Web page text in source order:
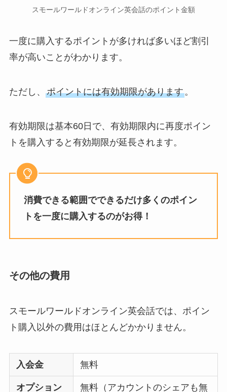
スモールワールドオンライン英会話のポイント金額
一度に購入するポイントが多ければ多いほど割引
率が高いことがわかります。
ただし、 ポイントには有効期限があります。
有効期限は基本60日で、有効期限内に再度ポイン
トを購入すると有効期限が延長されます。
消費できる範囲でできるだけ多くのポイン
トを一度に購入するのがお得！
その他の費用
スモールワールドオンライン英会話では、ポイン
ト購入以外の費用はほとんどかかりません。
入会金 無料
オプション
無料（アカウントのシェアも無